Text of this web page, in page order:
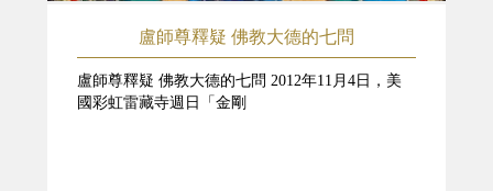
盧師尊釋疑 佛教大德的七問
盧師尊釋疑 佛教大德的七問 2012年11月4日，美
國彩虹雷藏寺週日「金剛